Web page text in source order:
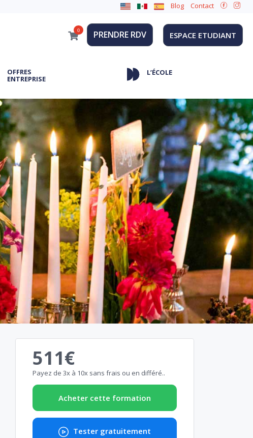
Blog Contact
0 PRENDRE RDV ESPACE ETUDIANT
OFFRES
ENTREPRISE
L’ÉCOLE
511€
Payez de 3x à 10x sans frais ou en différé..
Acheter cette formation
Tester gratuitement